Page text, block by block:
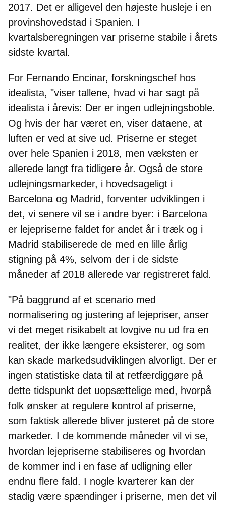
2017. Det er alligevel den højeste husleje i en
provinshovedstad i Spanien. I
kvartalsberegningen var priserne stabile i årets
sidste kvartal.
For Fernando Encinar, forskningschef hos
idealista, "viser tallene, hvad vi har sagt på
idealista i årevis: Der er ingen udlejningsboble.
Og hvis der har været en, viser dataene, at
luften er ved at sive ud. Priserne er steget
over hele Spanien i 2018, men væksten er
allerede langt fra tidligere år. Også de store
udlejningsmarkeder, i hovedsageligt i
Barcelona og Madrid, forventer udviklingen i
det, vi senere vil se i andre byer: i Barcelona
er lejepriserne faldet for andet år i træk og i
Madrid stabiliserede de med en lille årlig
stigning på 4%, selvom der i de sidste
måneder af 2018 allerede var registreret fald.
"På baggrund af et scenario med
normalisering og justering af lejepriser, anser
vi det meget risikabelt at lovgive nu ud fra en
realitet, der ikke længere eksisterer, og som
kan skade markedsudviklingen alvorligt. Der er
ingen statistiske data til at retfærdiggøre på
dette tidspunkt det uopsættelige med, hvorpå
folk ønsker at regulere kontrol af priserne,
som faktisk allerede bliver justeret på de store
markeder. I de kommende måneder vil vi se,
hvordan lejepriserne stabiliseres og hvordan
de kommer ind i en fase af udligning eller
endnu flere fald. I nogle kvarterer kan der
stadig være spændinger i priserne, men det vil